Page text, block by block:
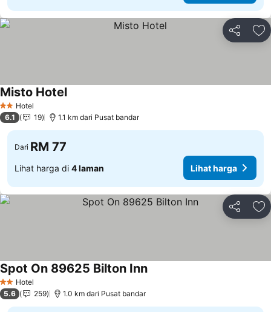
Kongsi
2 Bintang
Hotel
Misto Hotel
6.1 19 1.1 km dari Pusat bandar
Dari RM 77
Lihat harga di 4 laman Lihat harga
Kongsi
2 Bintang
Hotel
Spot On 89625 Bilton Inn
5.6 259 1.0 km dari Pusat bandar